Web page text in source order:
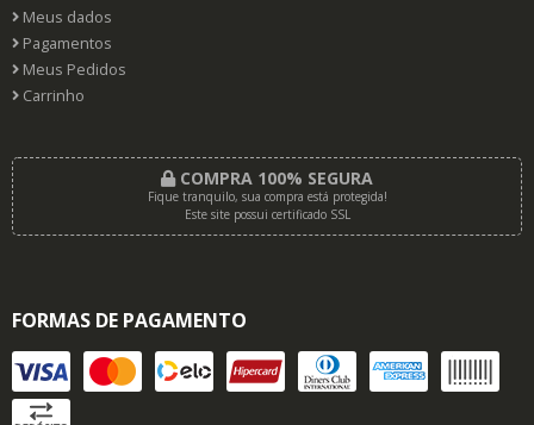
Meus dados
Pagamentos
Meus Pedidos
Carrinho
COMPRA 100% SEGURA
Fique tranquilo, sua compra está protegida!
Este site possui certificado SSL
FORMAS DE PAGAMENTO